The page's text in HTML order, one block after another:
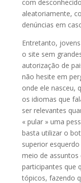
com
aleatoriamente,
denúncias em
Entretanto,
o site sem
autorização de
não hesite em
onde ele nasceu,
os idiomas que
ser relevantes
« pular » uma
basta utilizar o
superior
meio de
participantes que
tópicos, fazendo